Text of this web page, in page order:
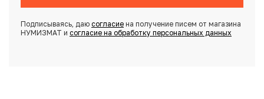
Подписываясь, даю согласиена получение писем от магазина
НУМИЗМАТ и согласие на обработку персональных данных